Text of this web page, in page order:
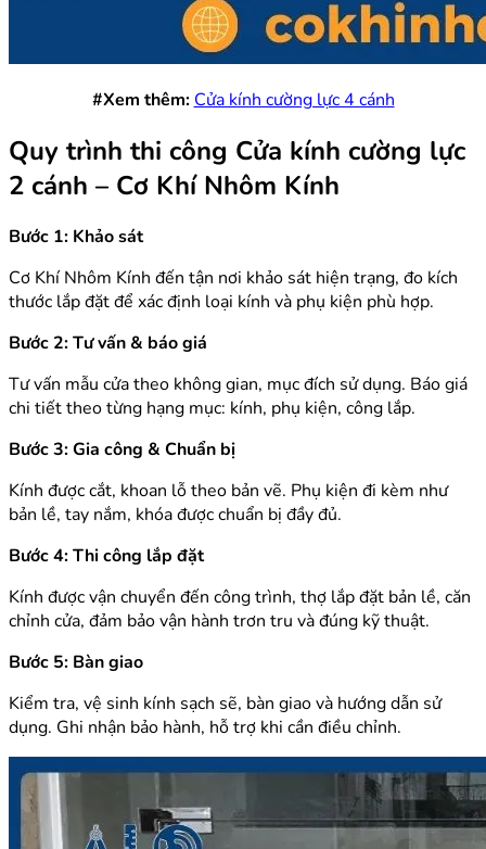
#Xem thêm: Cửa kính cường lực 4 cánh
Quy trình thi công Cửa kính cường lực
2 cánh – Cơ Khí Nhôm Kính
Bước 1: Khảo sát
Cơ Khí Nhôm Kính đến tận nơi khảo sát hiện trạng, đo kích
thước lắp đặt để xác định loại kính và phụ kiện phù hợp.
Bước 2: Tư vấn & báo giá
Tư vấn mẫu cửa theo không gian, mục đích sử dụng. Báo giá
chi tiết theo từng hạng mục: kính, phụ kiện, công lắp.
Bước 3: Gia công & Chuẩn bị
Kính được cắt, khoan lỗ theo bản vẽ. Phụ kiện đi kèm như
bản lề, tay nắm, khóa được chuẩn bị đầy đủ.
Bước 4: Thi công lắp đặt
Kính được vận chuyển đến công trình, thợ lắp đặt bản lề, căn
chỉnh cửa, đảm bảo vận hành trơn tru và đúng kỹ thuật.
Bước 5: Bàn giao
Kiểm tra, vệ sinh kính sạch sẽ, bàn giao và hướng dẫn sử
dụng. Ghi nhận bảo hành, hỗ trợ khi cần điều chỉnh.